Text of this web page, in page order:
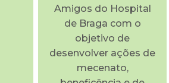
Amigos do Hospital
de Braga com o
objetivo de
desenvolver ações de
mecenato,